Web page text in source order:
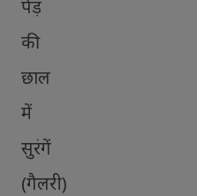
पेड़
की
छाल
में
सुरंगें
(गैलरी)